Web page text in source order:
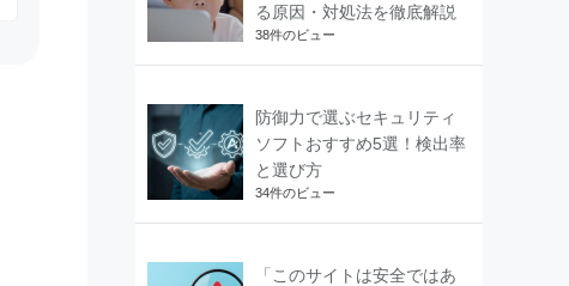
る原因・対処法を徹底解説
38件のビュー
防御力で選ぶセキュリティ
ソフトおすすめ5選！検出率
と選び方
34件のビュー
「このサイトは安全ではあ